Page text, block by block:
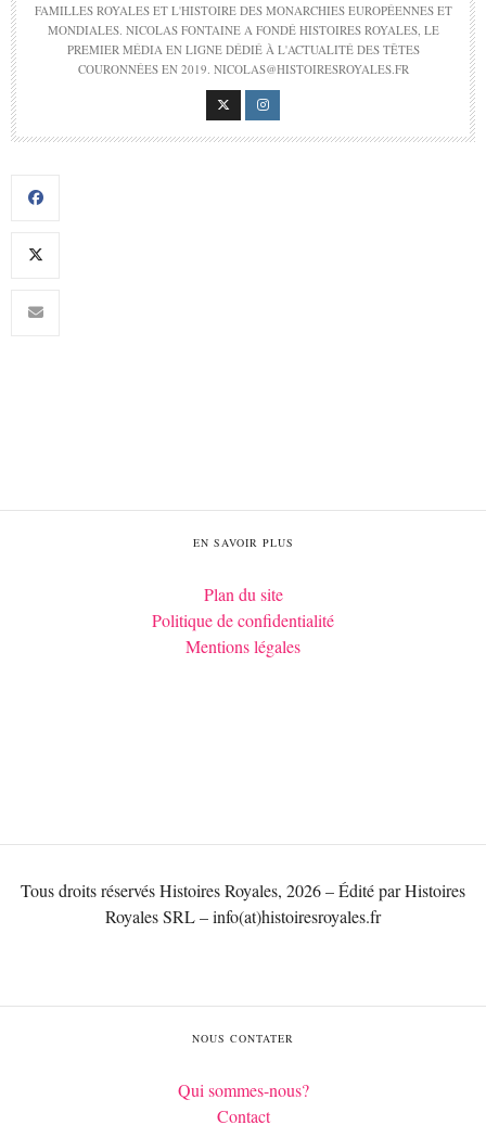
FAMILLES ROYALES ET L'HISTOIRE DES MONARCHIES EUROPÉENNES ET
MONDIALES. NICOLAS FONTAINE A FONDÉ HISTOIRES ROYALES, LE
PREMIER MÉDIA EN LIGNE DÉDIÉ À L'ACTUALITÉ DES TÊTES
COURONNÉES EN 2019. NICOLAS@HISTOIRESROYALES.FR
EN SAVOIR PLUS
Plan du site
Politique de confidentialité
Mentions légales
Tous droits réservés Histoires Royales, 2026 – Édité par Histoires
Royales SRL – info(at)histoiresroyales.fr
NOUS CONTATER
Qui sommes-nous?
Contact